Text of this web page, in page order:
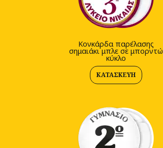
Κονκάρδα παρέλασης
σημαιάκι μπλε σε μπορντώ
κύκλο
ΚΑΤΑΣΚΕΥΉ